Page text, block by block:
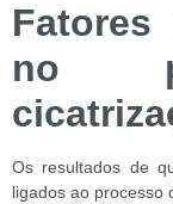
no
Os resultados de
ligados ao processo